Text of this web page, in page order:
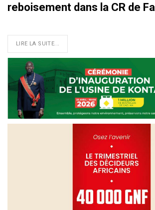
reboisement dans la CR de
LIRE LA SUITE...